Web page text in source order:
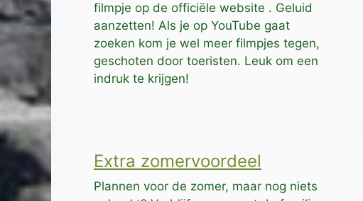
filmpje op de officiële website . Geluid
aanzetten! Als je op YouTube gaat
zoeken kom je wel meer filmpjes tegen,
geschoten door toeristen. Leuk om een
indruk te krijgen!
Extra zomervoordeel
Plannen voor de zomer, maar nog niets